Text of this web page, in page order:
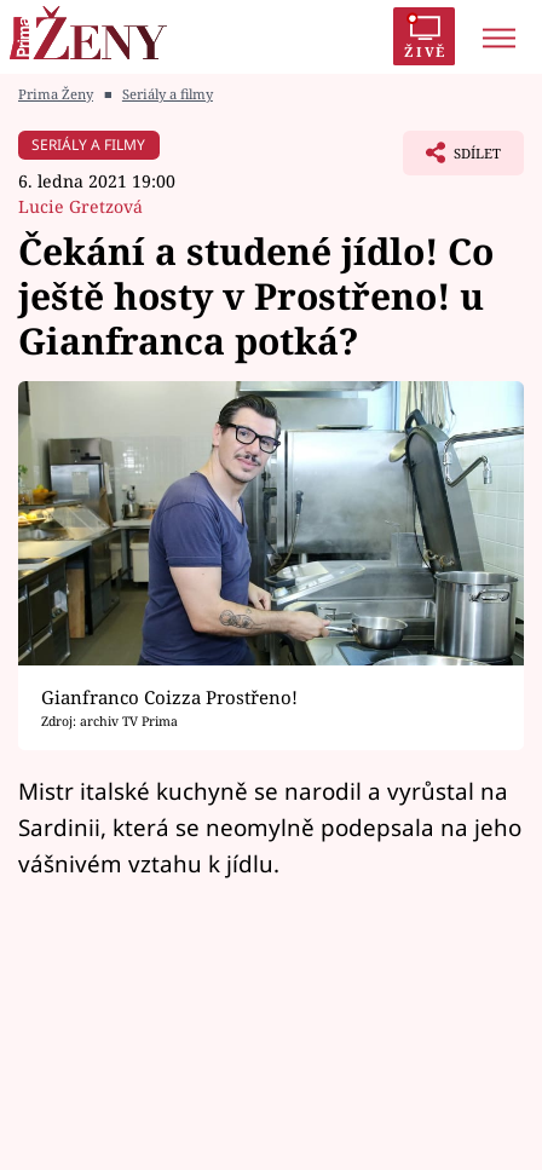
ŽIVĚ
Módní alarm
Témata
Celebrity
Seriály
Horoskopy
Sledujte prima+
Filmový festival Karlovy Vary
Pořady
Mámy sobě
Přihlášení
Prima Ženy ■ Seriály a filmy
SERIÁLY A FILMY
6. ledna 2021 19:00
Lucie Gretzová
SDÍLET
Čekání a studené jídlo! Co
ještě hosty v Prostřeno! u
Gianfranca potká?
Gianfranco Coizza Prostřeno!
Zdroj: archiv TV Prima
Mistr italské kuchyně se narodil a vyrůstal na
Sardinii, která se neomylně podepsala na jeho
vášnivém vztahu k jídlu.